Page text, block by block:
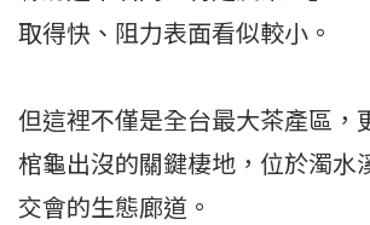
取得快、阻力表面看似較小。
但這裡不僅是全台最大茶產區，
棺龜出沒的關鍵棲地，位於濁水
交會的生態廊道。